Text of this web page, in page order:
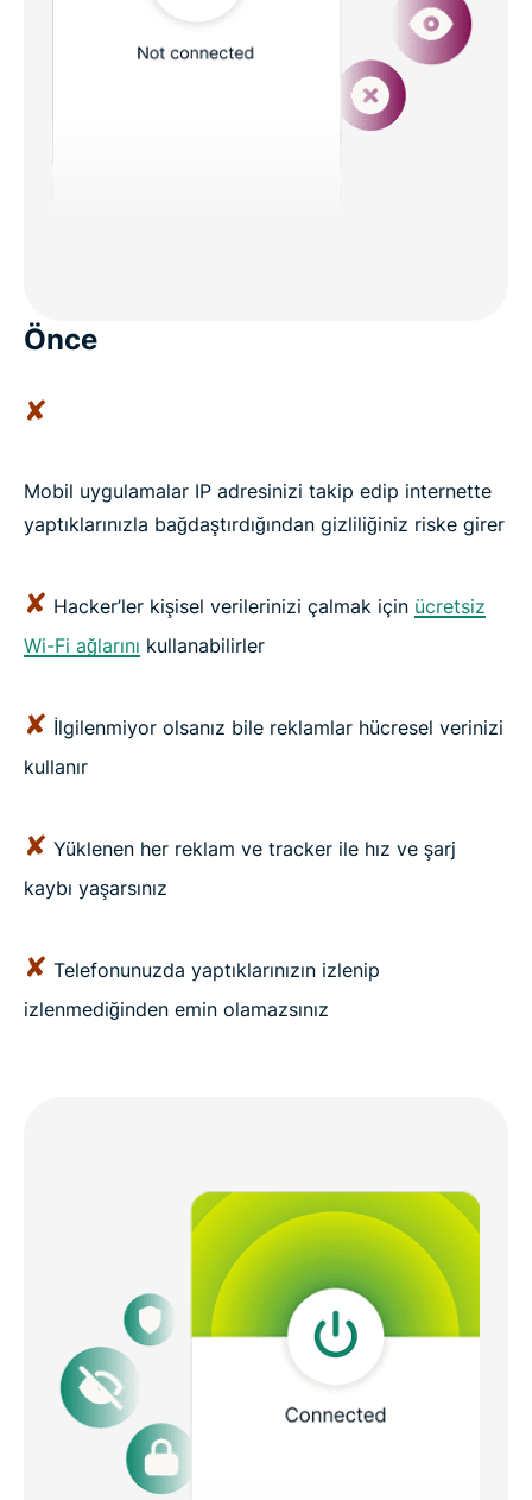
Önce
✘
Mobil uygulamalar IP adresinizi takip edip internette
yaptıklarınızla bağdaştırdığından gizliliğiniz riske girer
✘ Hacker’ler kişisel verilerinizi çalmak için ücretsiz
Wi-Fi ağlarını kullanabilirler
✘ İlgilenmiyor olsanız bile reklamlar hücresel verinizi
kullanır
✘ Yüklenen her reklam ve tracker ile hız ve şarj
kaybı yaşarsınız
✘ Telefonunuzda yaptıklarınızın izlenip
izlenmediğinden emin olamazsınız